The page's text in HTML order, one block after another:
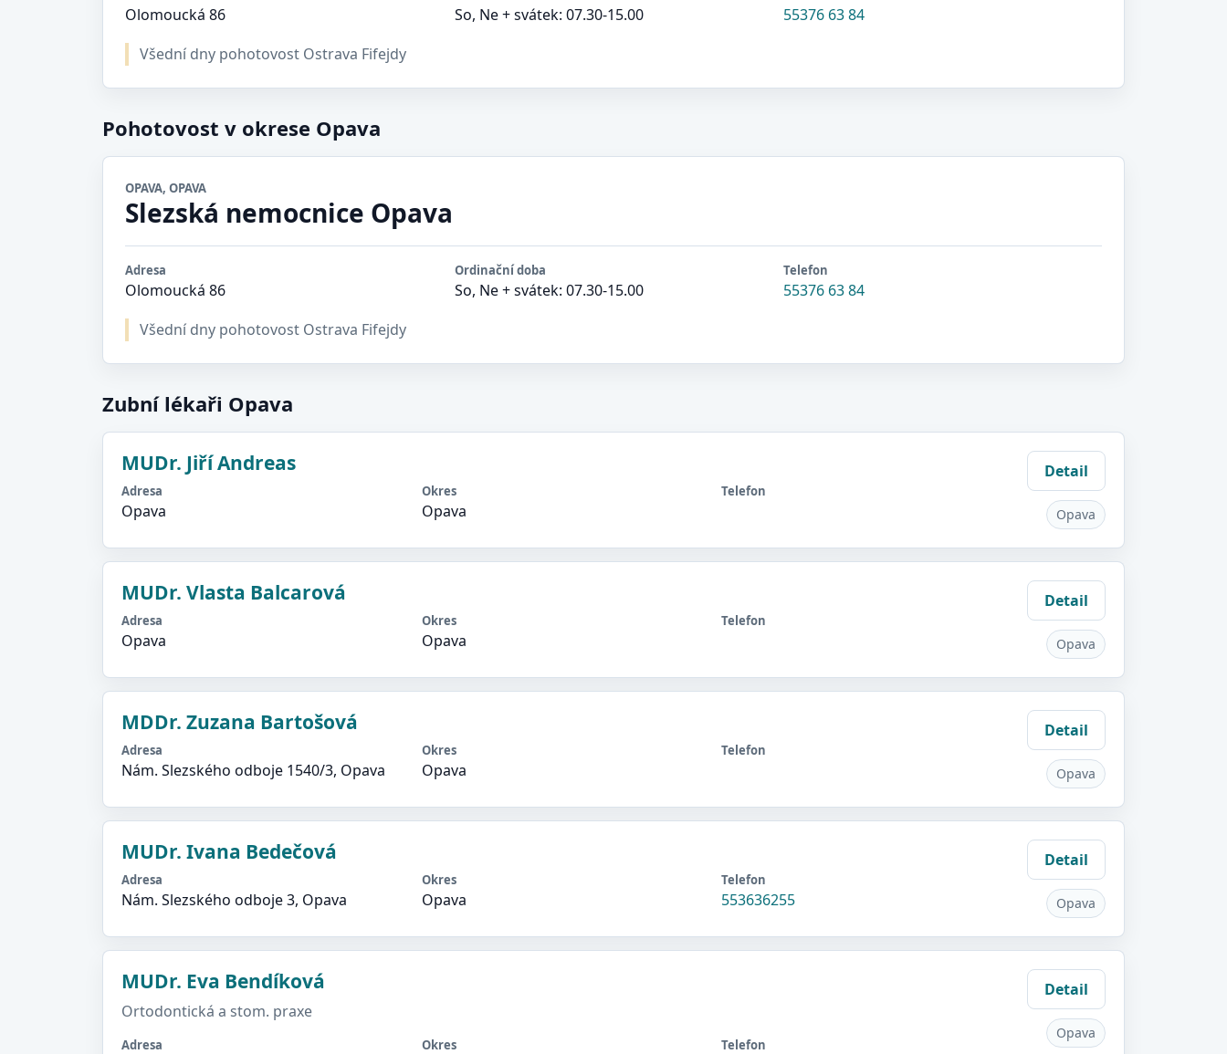
Olomoucká 86 So, Ne + svátek: 07.30-15.00
55376 63 84
Všední dny pohotovost Ostrava Fifejdy
Pohotovost v okrese Opava
OPAVA, OPAVA
Slezská nemocnice Opava
Adresa
Olomoucká 86
Ordinační doba
So, Ne + svátek: 07.30-15.00
Telefon
55376 63 84
Všední dny pohotovost Ostrava Fifejdy
Zubní lékaři Opava
MUDr. Jiří Andreas
Adresa
Opava
Okres
Opava
Telefon
Detail
Opava
MUDr. Vlasta Balcarová
Adresa
Opava
Okres
Opava
Telefon
Detail
Opava
MDDr. Zuzana Bartošová
Adresa
Nám. Slezského odboje 1540/3, Opava
Okres
Opava
Telefon
Detail
Opava
MUDr. Ivana Bedečová
Adresa
Nám. Slezského odboje 3, Opava
Okres
Opava
Telefon
553636255
Detail
Opava
MUDr. Eva Bendíková
Ortodontická a stom. praxe
Adresa Okres Telefon
Detail
Opava